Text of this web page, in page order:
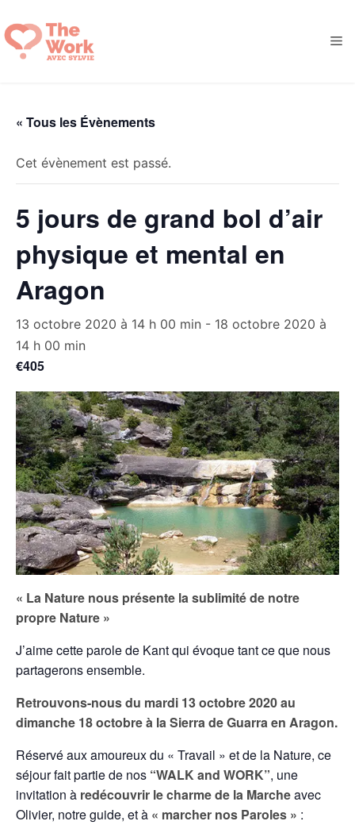
au
contenu
« Tous les Évènements
Cet évènement est passé.
5 jours de grand bol d’air
physique et mental en
Aragon
13 octobre 2020 à 14 h 00 min - 18 octobre 2020 à
14 h 00 min
€405
« La Nature nous présente la sublimité de notre
propre Nature »
J’aime cette parole de Kant qui évoque tant ce que nous
partagerons ensemble.
Retrouvons-nous du mardi 13 octobre 2020 au
dimanche 18 octobre à la Sierra de Guarra en Aragon.
Réservé aux amoureux du « Travail » et de la Nature, ce
séjour fait partie de nos “WALK and WORK”, une
invitation à redécouvrir le charme de la Marcheavec
Olivier, notre guide, et à « marcher nos Paroles » :